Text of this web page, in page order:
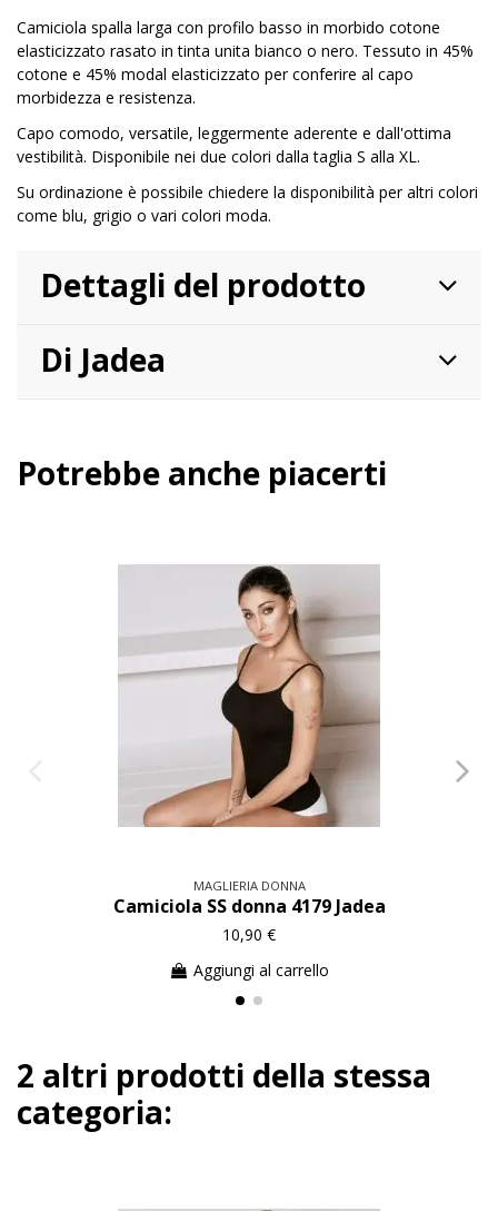
Camiciola spalla larga con profilo basso in morbido cotone
elasticizzato rasato in tinta unita bianco o nero. Tessuto in 45%
cotone e 45% modal elasticizzato per conferire al capo
morbidezza e resistenza.
Capo comodo, versatile, leggermente aderente e dall'ottima
vestibilità. Disponibile nei due colori dalla taglia S alla XL.
Su ordinazione è possibile chiedere la disponibilità per altri colori
come blu, grigio o vari colori moda.
Dettagli del prodotto
Di Jadea
Potrebbe anche piacerti
MAGLIERIA DONNA
Camiciola SS donna 4179 Jadea
10,90 €
Aggiungi al carrello
2 altri prodotti della stessa
categoria: